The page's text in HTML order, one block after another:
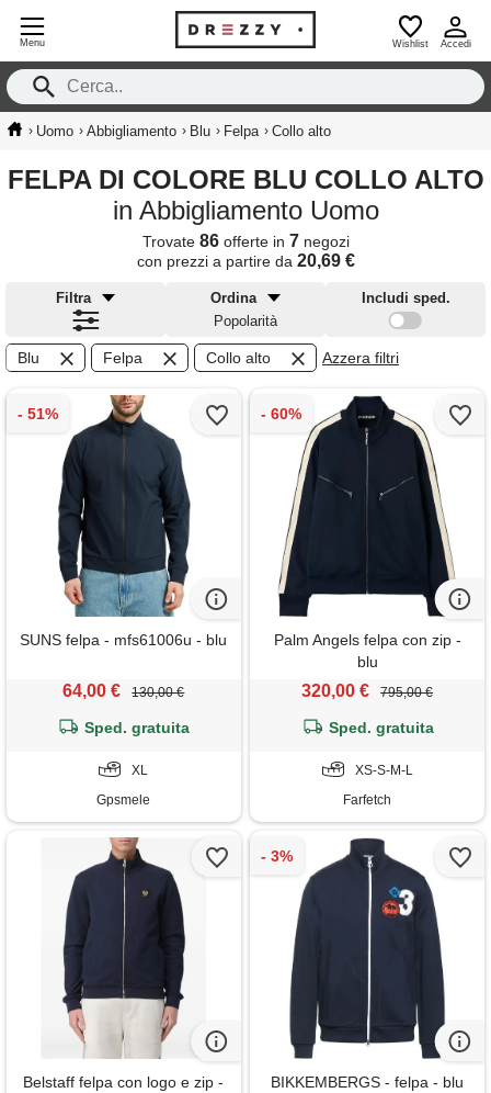
Menu Wishlist Accedi
› Uomo › Abbigliamento › Blu › Felpa › Collo alto
FELPA DI COLORE BLU COLLO ALTO
in Abbigliamento Uomo
Trovate 86offerte in 7negozi
con prezzi a partire da 20,69 €
Filtra
Ordina
Popolarità
Includi sped.
Blu Felpa Collo alto Azzera filtri
SUNS felpa - mfs61006u - blu
64,00 € 130,00 €
Sped. gratuita
XL
Gpsmele
Palm Angels felpa con zip -
blu
320,00 € 795,00 €
Sped. gratuita
XS-S-M-L
Farfetch
Belstaff felpa con logo e zip -
BIKKEMBERGS - felpa - blu